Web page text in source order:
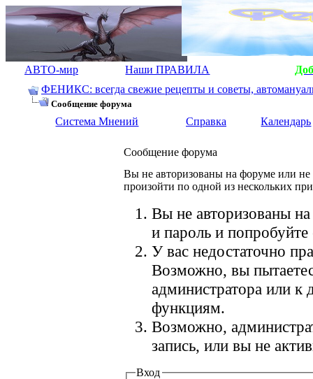
АВТО-мир Наши ПРАВИЛА
ФЕНИКС: всегда свежие рецепты и советы,
Сообщение форума
Система Мнений Справка Календарь
Сообщение форума
Вы не авторизованы на форуме или не
произойти по одной из нескольких
Вы не авторизованы
и пароль и
У вас недостаточно
Возможно, вы
администратора или
функциям.
Возможно,
запись, или вы не
Вход